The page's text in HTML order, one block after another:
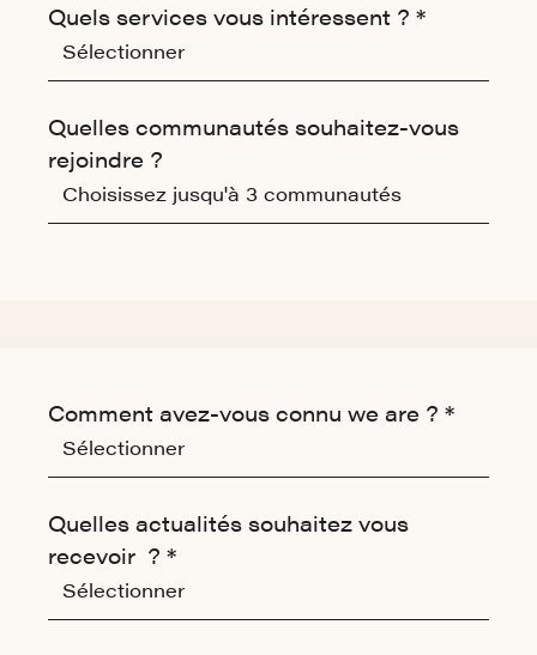
Quels services vous intéressent ? *
Sélectionner
Quelles communautés souhaitez-vous
rejoindre ?
Choisissez jusqu'à 3 communautés
Autres informations
Comment avez-vous connu we are ? *
Inscription newsletter
Quelles actualités souhaitez vous
recevoir ? *